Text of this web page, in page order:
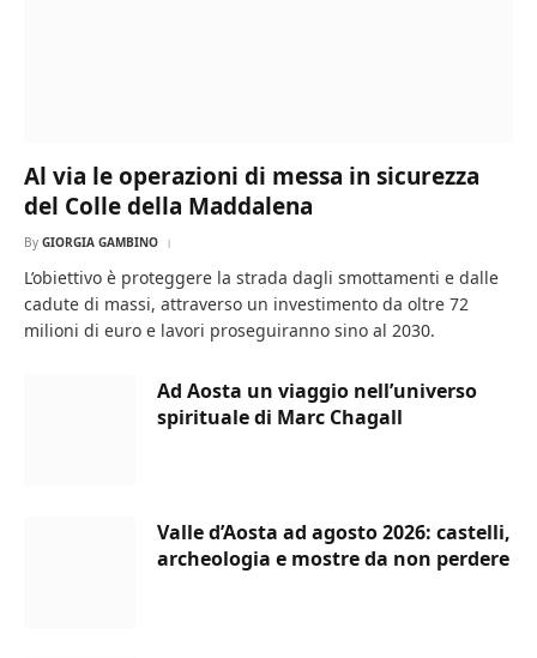
Al via le operazioni di messa in sicurezza
del Colle della Maddalena
By GIORGIA GAMBINO
L’obiettivo è proteggere la strada dagli smottamenti e dalle
cadute di massi, attraverso un investimento da oltre 72
milioni di euro e lavori proseguiranno sino al 2030.
Ad Aosta un viaggio nell’universo
spirituale di Marc Chagall
Valle d’Aosta ad agosto 2026: castelli,
archeologia e mostre da non perdere